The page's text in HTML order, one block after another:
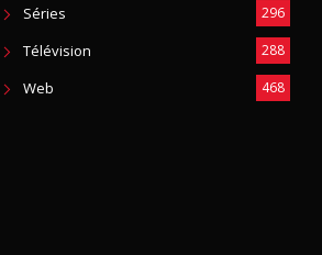
News 231
Séries 296
Télévision 288